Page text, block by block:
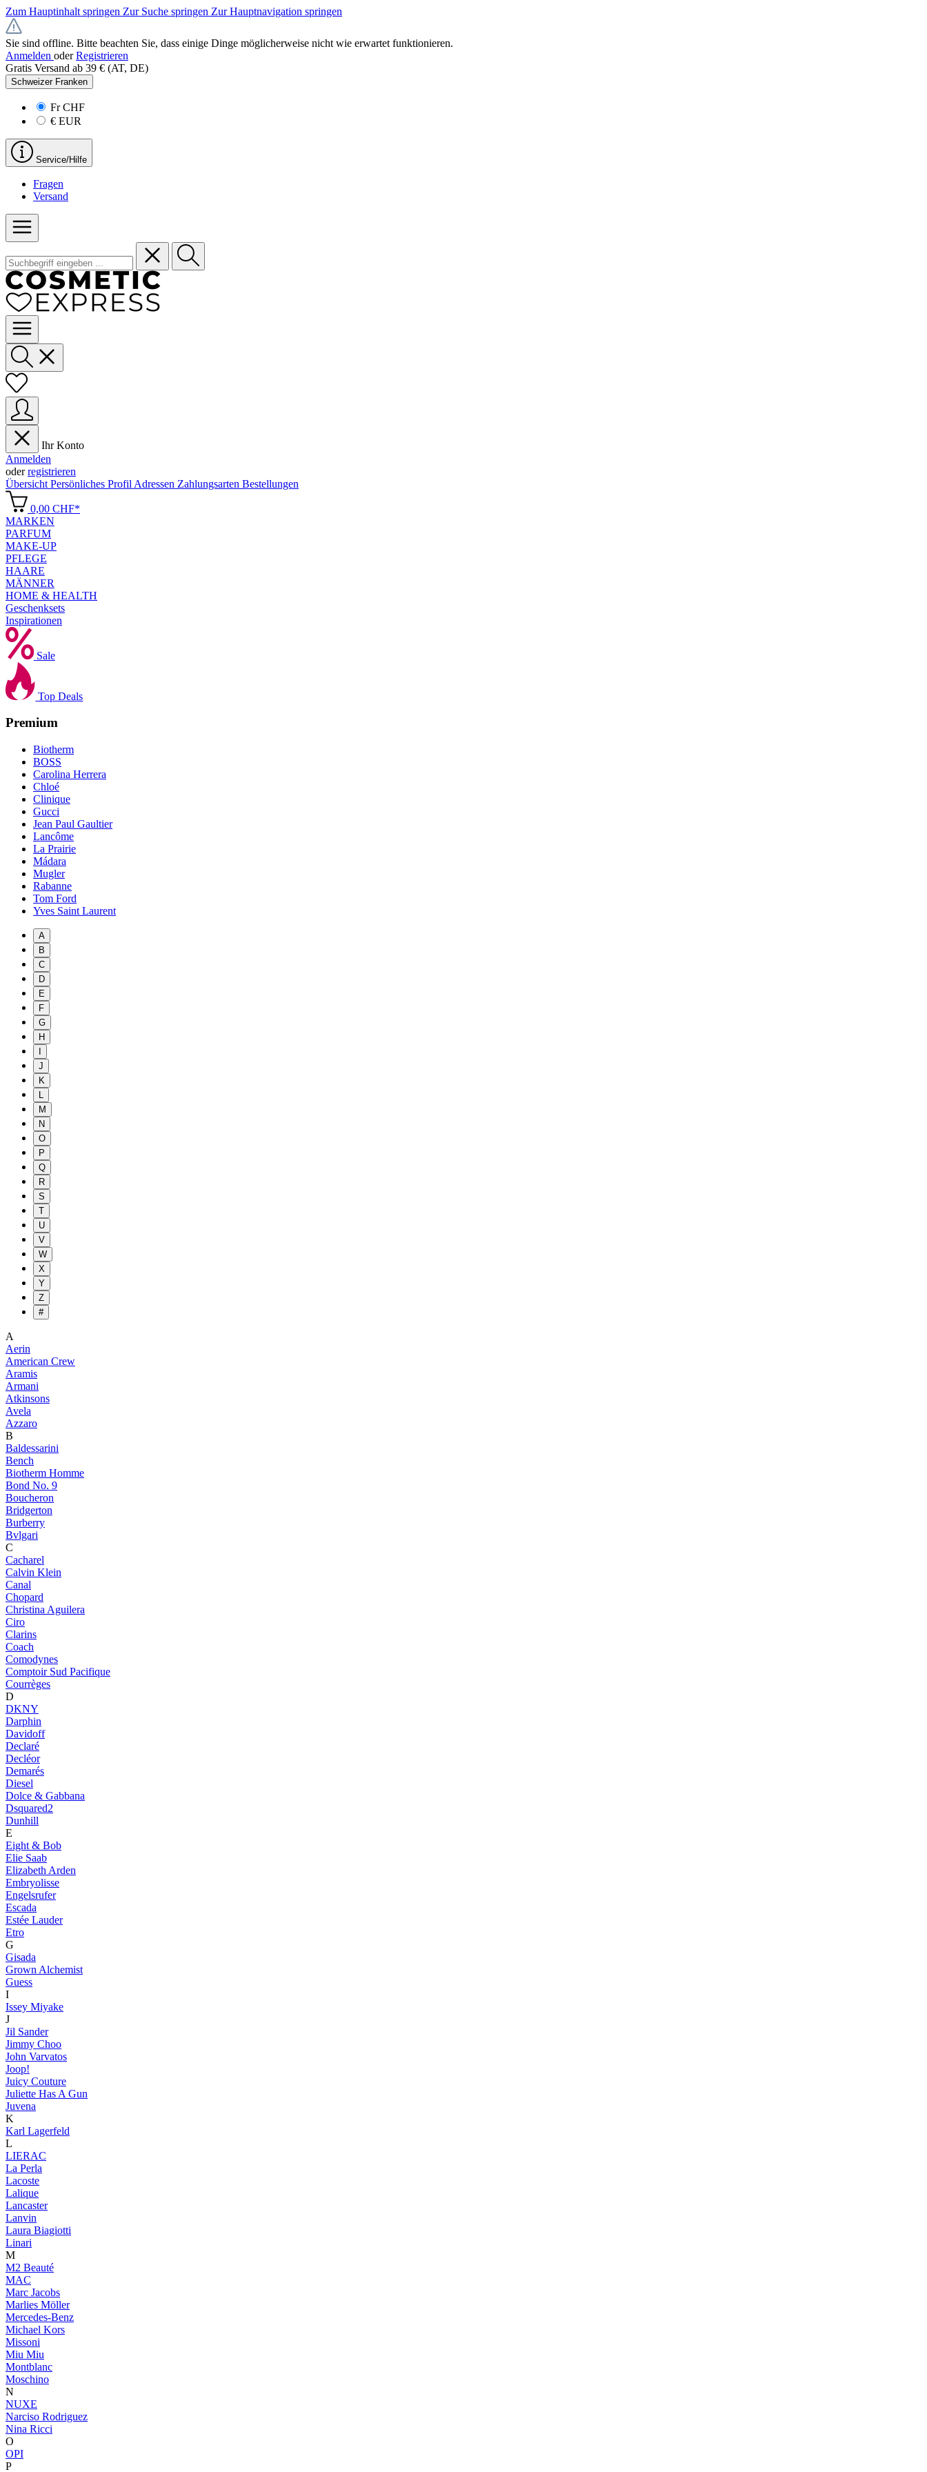
Zum Hauptinhalt springen Zur Suche springen Zur Hauptnavigation springen
Sie sind offline. Bitte beachten Sie, dass einige Dinge möglicherweise nicht wie erwartet funktionieren.
Anmelden oder Registrieren
Gratis Versand ab 39 € (AT, DE)
Schweizer Franken
FrCHF
€ EUR
Service/Hilfe
Fragen
Versand
Ihr Konto
Anmelden
oderregistrieren
Übersicht Persönliches Profil Adressen Zahlungsarten Bestellungen
0,00 CHF*
MARKEN
PARFUM
MAKE-UP
PFLEGE
HAARE
MÄNNER
HOME & HEALTH
Geschenksets
Inspirationen
Sale
Top Deals
Premium
Biotherm
BOSS
Carolina Herrera
Chloé
Clinique
Gucci
Jean Paul Gaultier
Lancôme
La Prairie
Mádara
Mugler
Rabanne
Tom Ford
Yves Saint Laurent
A
B
C
D
E
F
G
H
J
K
L
M
N
O
P
Q
R
S
T
U
V
W
X
Y
Z
#
A
Aerin
American Crew
Aramis
Armani
Atkinsons
Avela
Azzaro
B
Baldessarini
Bench
Biotherm Homme
Bond No. 9
Boucheron
Bridgerton
Burberry
Bvlgari
C
Cacharel
Calvin Klein
Canal
Chopard
Christina Aguilera
Ciro
Clarins
Coach
Comodynes
Comptoir Sud Pacifique
Courrèges
D
DKNY
Darphin
Davidoff
Declaré
Decléor
Demarés
Diesel
Dolce & Gabbana
Dsquared2
Dunhill
E
Eight & Bob
Elie Saab
Elizabeth Arden
Embryolisse
Engelsrufer
Escada
Estée Lauder
Etro
G
Gisada
Grown Alchemist
Guess
I
Issey Miyake
J
Jil Sander
Jimmy Choo
John Varvatos
Joop!
Juicy Couture
Juliette Has A Gun
Juvena
K
Karl Lagerfeld
L
LIERAC
La Perla
Lacoste
Lalique
Lancaster
Lanvin
Laura Biagiotti
Linari
M
M2 Beauté
MAC
Marc Jacobs
Marlies Möller
Mercedes-Benz
Michael Kors
Missoni
Miu Miu
Montblanc
Moschino
N
NUXE
Narciso Rodriguez
Nina Ricci
O
OPI
P